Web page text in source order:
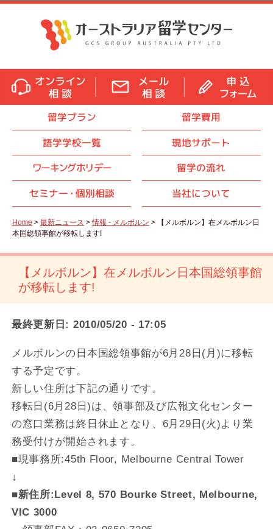
留学プラン
留学費用
語学学校一覧
現地サポート
ワーキングホリデー
留学の流れ
セミナー・ 個別相談 当社について
Home > 最新ニュース >情報 - メルボルン > 【メルボルン】在メルボルン日
本国総領事館が移転します!
【メルボルン】在メルボルン日本国総領事館
が移転します!
最終更新日: 2010/05/20 - 17:05
メルボルンの日本国総領事館が6月28日(月)に移転
する予定です。
新しい住所は下記の通りです。
移転日(6月28日)は、領事部及び広報文化センター
の窓口業務は終日休止となり、6月29日(火)より業
務受付けが開始されます。
■現事務所:45th Floor, Melbourne Central Tower
↓
■新住所:Level 8, 570 Bourke Street, Melbourne,
VIC 3000